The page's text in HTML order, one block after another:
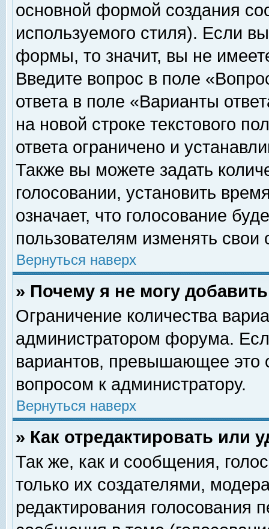
основной формой создания
используемого стиля). Если
формы, то значит, вы не
Введите вопрос в поле
ответа в поле «Варианты
на новой строке текстового
ответа ограничено и
Также вы можете задать
голосовании, установить
означает, что голосование
пользователям изменять свои
Вернуться наверх
» Почему я не могу
Ограничение количества
администратором форума.
вариантов, превышающее это
вопросом к администратору.
Вернуться наверх
» Как отредактировать или
Так же, как и сообщения,
только их создателями,
редактирования голосования